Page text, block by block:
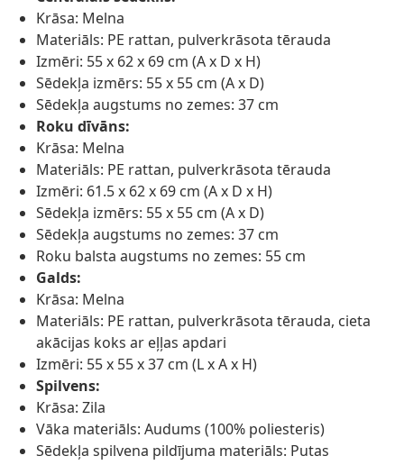
Krāsa: Melna
Materiāls: PE rattan, pulverkrāsota tērauda
Izmēri: 55 x 62 x 69 cm (A x D x H)
Sēdekļa izmērs: 55 x 55 cm (A x D)
Sēdekļa augstums no zemes: 37 cm
Roku dīvāns:
Krāsa: Melna
Materiāls: PE rattan, pulverkrāsota tērauda
Izmēri: 61.5 x 62 x 69 cm (A x D x H)
Sēdekļa izmērs: 55 x 55 cm (A x D)
Sēdekļa augstums no zemes: 37 cm
Roku balsta augstums no zemes: 55 cm
Galds:
Krāsa: Melna
Materiāls: PE rattan, pulverkrāsota tērauda, cieta
akācijas koks ar eļļas apdari
Izmēri: 55 x 55 x 37 cm (L x A x H)
Spilvens:
Krāsa: Zila
Vāka materiāls: Audums (100% poliesteris)
Sēdekļa spilvena pildījuma materiāls: Putas